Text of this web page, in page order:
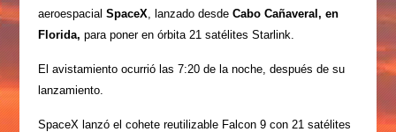
aeroespacial SpaceX , lanzado desde Cabo Cañaveral, en
Florida, para poner en órbita 21 satélites Starlink.
El avistamiento ocurrió las 7:20 de la noche, después de su
lanzamiento.
SpaceX lanzó el cohete reutilizable Falcon 9 con 21 satélites